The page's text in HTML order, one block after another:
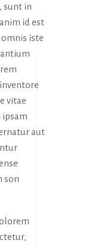
sunt in
id est
iste
vitae
ipsam
aut
son